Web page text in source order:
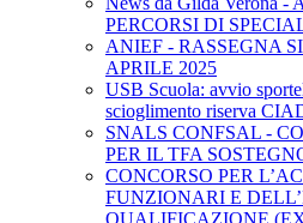
PERCORSI DI
ANIEF - RASSEGNA
APRILE 2025
USB Scuola: avvio
scioglimento riserva
SNALS CONFSAL -
PER IL TFA
CONCORSO PER
FUNZIONARI E